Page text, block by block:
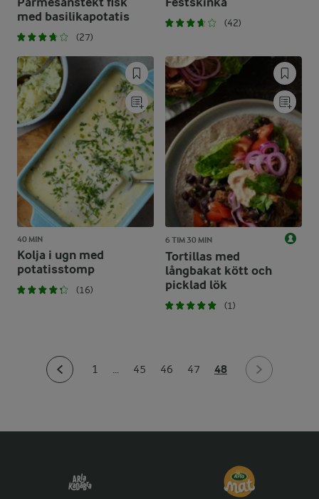
med basilikapotatis
(27)
(42)
40 MIN
Kolja i ugn med
potatisstomp
(16)
6 TIM 30 MIN
Tortillas med
långbakat kött och
picklad lök
(1)
1 ... 45 46 47 48